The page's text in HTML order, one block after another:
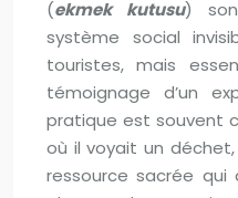
(ekmek kutusu)
système social
touristes, mais
témoignage d’un
pratique est souvent
où il voyait un
ressource sacrée